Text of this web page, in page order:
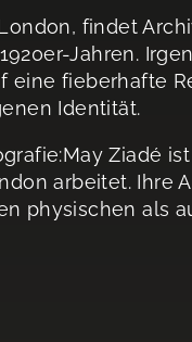
findet
Jahren.
eine fieberhafte
Identität.
Ziadé
arbeitet. Ihre
physischen als